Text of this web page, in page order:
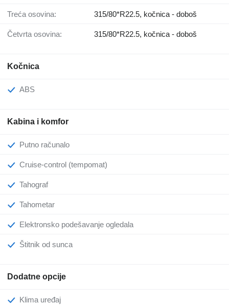
Treća osovina: 315/80*R22.5, kočnica - doboš
Četvrta osovina: 315/80*R22.5, kočnica - doboš
Kočnica
ABS
Kabina i komfor
Putno računalo
Cruise-control (tempomat)
Tahograf
Tahometar
Elektronsko podešavanje ogledala
Štitnik od sunca
Dodatne opcije
Klima uređaj